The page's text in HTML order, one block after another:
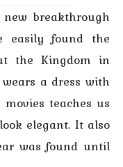
breakthrough
easily found the
the Kingdom in
a dress with
teaches us
elegant. It also
was found until